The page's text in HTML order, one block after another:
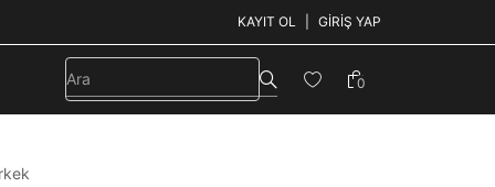
KAYIT OL GIRIŞ YAP
0